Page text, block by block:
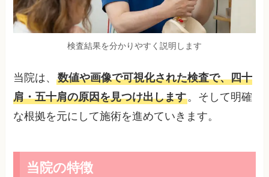
検査結果を分かりやすく説明します
当院は、数値や画像で可視化された検査で、四十
肩・五十肩の原因を見つけ出します。そして明確
な根拠を元にして施術を進めていきます。
当院の特徴